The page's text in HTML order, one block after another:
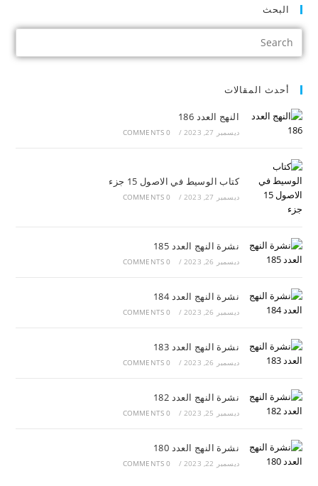
البحث
أحدث المقالات
النهج العدد 186
ديسمبر 27, 2023 /
0 COMMENTS
كتاب الوسيط في الاصول 15 جزء
ديسمبر 27, 2023 /
0 COMMENTS
نشرة النهج العدد 185
ديسمبر 26, 2023 /
0 COMMENTS
نشرة النهج العدد 184
ديسمبر 26, 2023 /
0 COMMENTS
نشرة النهج العدد 183
ديسمبر 26, 2023 /
0 COMMENTS
نشرة النهج العدد 182
ديسمبر 25, 2023 /
0 COMMENTS
نشرة النهج العدد 180
ديسمبر 22, 2023 /
0 COMMENTS